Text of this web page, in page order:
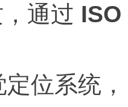
通过
位系统